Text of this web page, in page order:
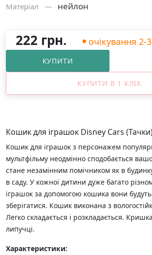
Матерiал — нейлон
222 грн. очікування 2-
КУПИТИ
КУПИТИ В 1 КЛІК
Кошик для іграшок Disney Cars
Кошик для іграшок з персонажем
мультфільму неодмінно сподобається
стане незамінним помічником як в
в саду. У кожної дитини дуже багато
іграшок за допомогою кошика вони
зберігатися. Кошик виконана з
Легко складається і розкладається.
липучці.
Характеристики: